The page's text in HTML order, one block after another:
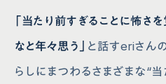
「当たり前すぎることに怖さ
なと年々思う」 と話すeriさん
らしにまつわるさまざまな“